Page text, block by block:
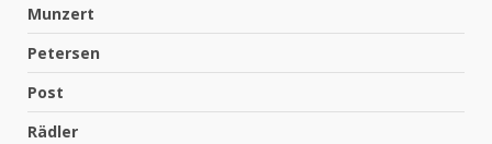
Munzert
Petersen
Post
Rädler